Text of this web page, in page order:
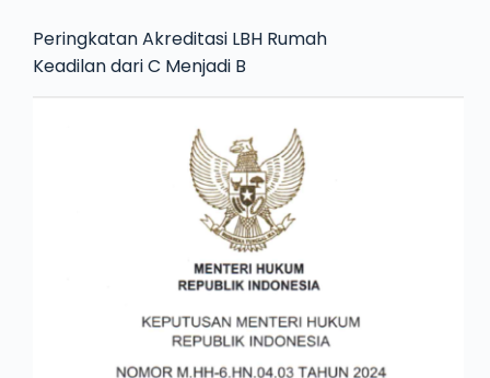
Peringkatan Akreditasi LBH Rumah
Keadilan dari C Menjadi B